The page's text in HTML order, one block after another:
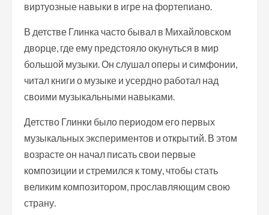
виртуозные навыки в игре на фортепиано.
В детстве Глинка часто бывал в Михайловском
дворце, где ему предстояло окунуться в мир
большой музыки. Он слушал оперы и симфонии,
читал книги о музыке и усердно работал над
своими музыкальными навыками.
Детство Глинки было периодом его первых
музыкальных экспериментов и открытий. В этом
возрасте он начал писать свои первые
композиции и стремился к тому, чтобы стать
великим композитором, прославляющим свою
страну.